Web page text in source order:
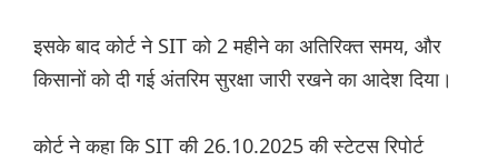
इसके बाद कोर्ट ने SIT को 2 महीने का अतिरिक्त समय, और
किसानों को दी गई अंतरिम सुरक्षा जारी रखने का आदेश दिया।
कोर्ट ने कहा कि SIT की 26.10.2025 की स्टेटस रिपोर्ट